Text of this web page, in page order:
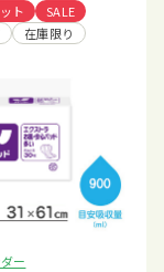
ト
SALE
在庫限り
ー